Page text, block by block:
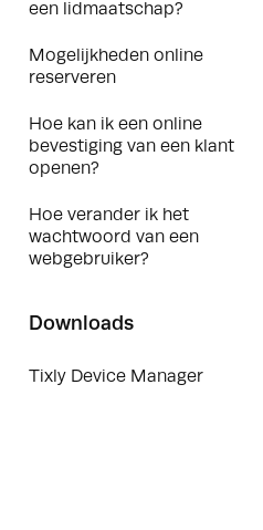
een lidmaatschap?
Mogelijkheden online
reserveren
Hoe kan ik een online
bevestiging van een klant
openen?
Hoe verander ik het
wachtwoord van een
webgebruiker?
Downloads
Tixly Device Manager